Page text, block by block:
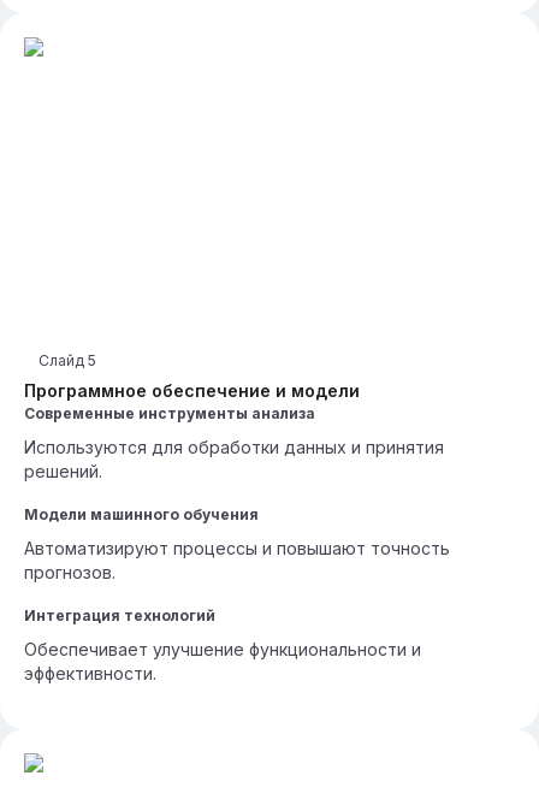
Программное обеспечение и модели
Слайд 5
Современные инструменты анализа
Используются для обработки данных и принятия
решений.
Модели машинного обучения
Автоматизируют процессы и повышают точность
прогнозов.
Интеграция технологий
Обеспечивает улучшение функциональности и
эффективности.